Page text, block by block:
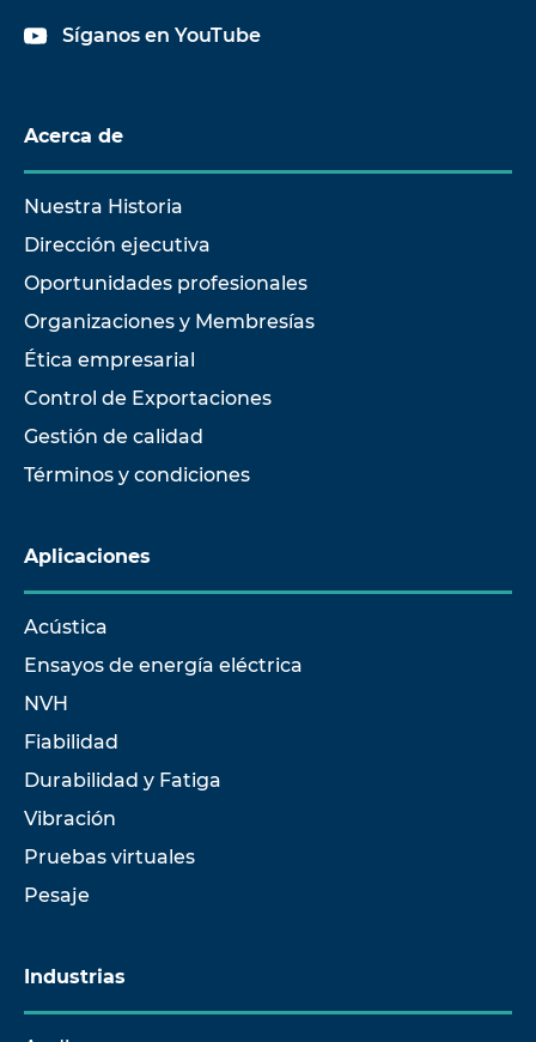
Síganos en YouTube
Acerca de
Nuestra Historia
Dirección ejecutiva
Oportunidades profesionales
Organizaciones y Membresías
Ética empresarial
Control de Exportaciones
Gestión de calidad
Términos y condiciones
Aplicaciones
Acústica
Ensayos de energía eléctrica
NVH
Fiabilidad
Durabilidad y Fatiga
Vibración
Pruebas virtuales
Pesaje
Industrias